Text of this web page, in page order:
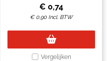
€ 0,74
€ 0,90 Incl. BTW
Vergelijken